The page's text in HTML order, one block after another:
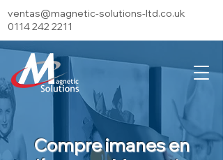
ventas@magnetic-solutions-ltd.co.uk
0114 242 2211
Compre imanes en